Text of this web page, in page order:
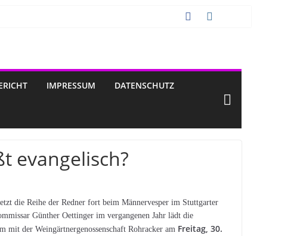
IMPRESSUM DATENSCHUTZ
evangelisch?
die Reihe der Redner fort beim Männervesper im Stuttgarter
Günther Oettinger im vergangenen Jahr lädt die
mit der Weingärtnergenossenschaft Rohracker am Freitag, 30.